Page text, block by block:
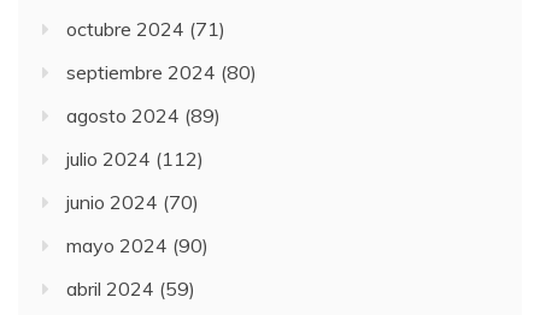
octubre 2024 (71)
septiembre 2024 (80)
agosto 2024 (89)
julio 2024 (112)
junio 2024 (70)
mayo 2024 (90)
abril 2024 (59)